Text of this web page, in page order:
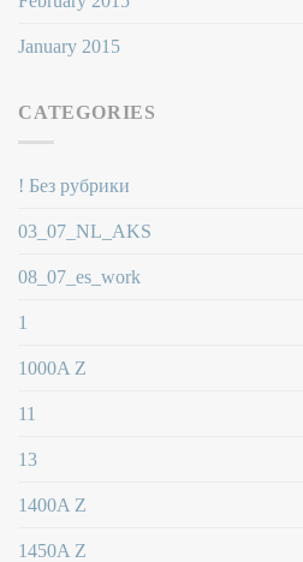
January 2015
CATEGORIES
! Без рубрики
03_07_NL_AKS
08_07_es_work
1
1000A Z
11
13
1400A Z
1450A Z